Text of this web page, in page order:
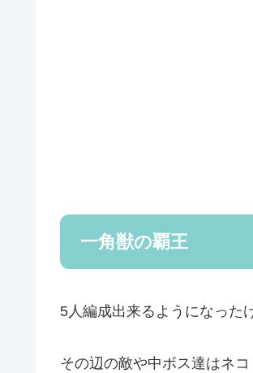
一角獣の覇王
5人編成出来るようになった
その辺の敵や中ボス達はネ